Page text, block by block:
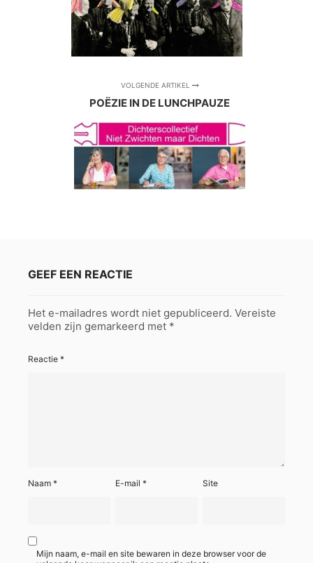
VOLGENDE ARTIKEL
POËZIE IN DE LUNCHPAUZE
GEEF EEN REACTIE
Het e-mailadres wordt niet gepubliceerd. Vereiste
velden zijn gemarkeerd met *
Reactie *
Naam * E-mail* Site
Mijn naam, e-mail en site bewaren in deze browser voor de